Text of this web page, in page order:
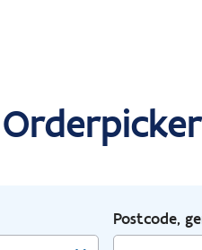
Postcode,